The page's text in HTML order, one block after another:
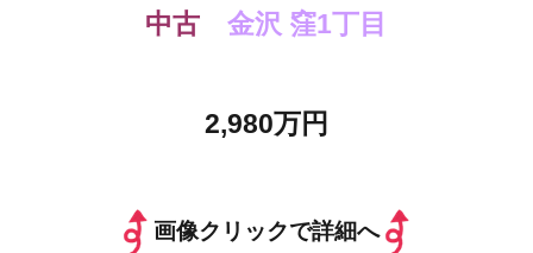
中古 金沢 窪1丁目
2,980万円
画像クリックで詳細へ